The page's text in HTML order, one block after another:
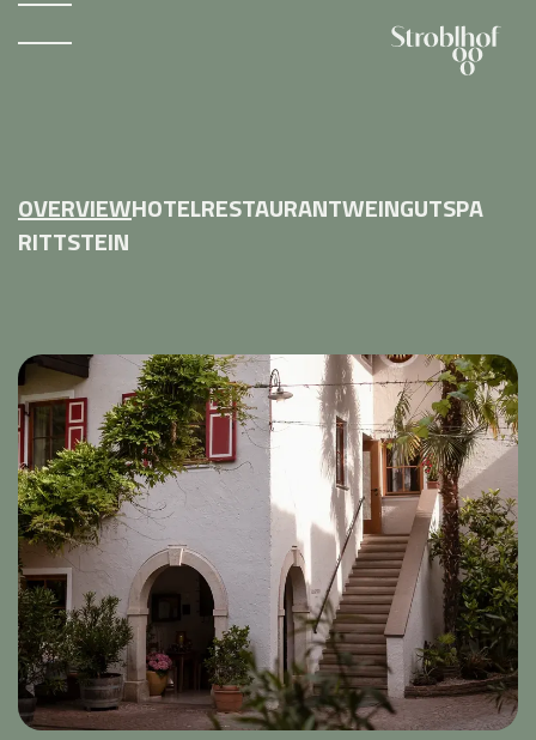
OVERVIEWHOTELRESTAURANTWEINGUTSPA
RITTSTEIN